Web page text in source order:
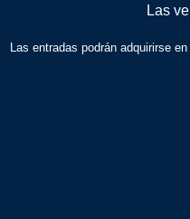
Las
Las entradas podrán adquirirse